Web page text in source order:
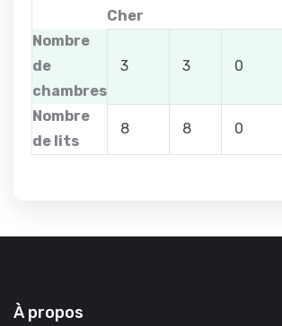
Cher
Nombre
de
chambres
3 3 0
Nombre
de lits
8 8 0
À propos